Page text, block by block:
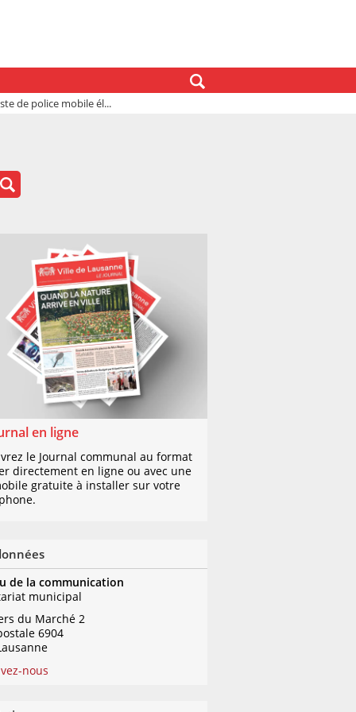
de police mobile él...
en ligne
le Journal communal au format
directement en ligne ou avec une
gratuite à installer sur votre
de la communication
municipal
du Marché 2
6904
nous